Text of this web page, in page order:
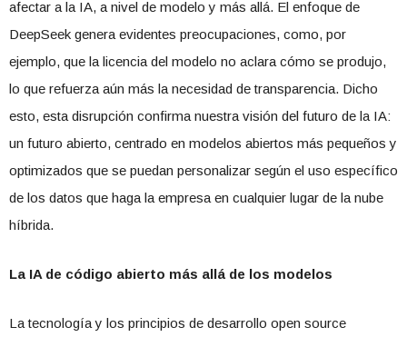
afectar a la IA, a nivel de modelo y más allá. El enfoque de
DeepSeek genera evidentes preocupaciones, como, por
ejemplo, que la licencia del modelo no aclara cómo se produjo,
lo que refuerza aún más la necesidad de transparencia. Dicho
esto, esta disrupción confirma nuestra visión del futuro de la IA:
un futuro abierto, centrado en modelos abiertos más pequeños y
optimizados que se puedan personalizar según el uso específico
de los datos que haga la empresa en cualquier lugar de la nube
híbrida.
La IA de código abierto más allá de los modelos
La tecnología y los principios de desarrollo open source